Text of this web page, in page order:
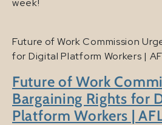
week!
Future of Work Commission
for Digital Platform Workers |
Future of Work
Bargaining Rights for
Platform Workers |